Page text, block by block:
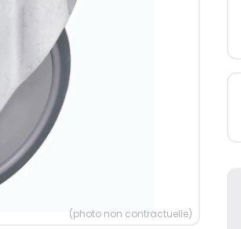
(photo non contractuelle)